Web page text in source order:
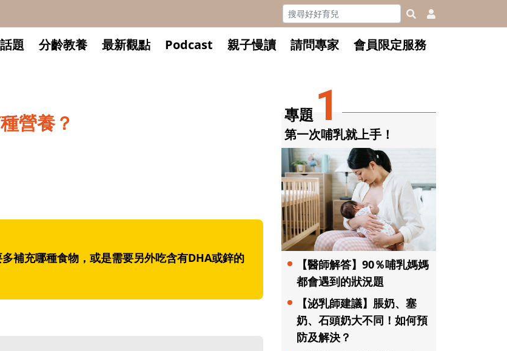
題 分齡教養 最新觀點 Podcast 親子慢讀 請問專家 會員限定服務
營養？
補充哪種食物，或是需要另外吃含有DHA或鋅的
專題 1
第一次哺乳就上手！
【醫師解答】90％哺乳媽媽
都會遇到的狀況題
【泌乳師建議】脹奶、塞
奶、石頭奶大不同！如何預
防及解決？